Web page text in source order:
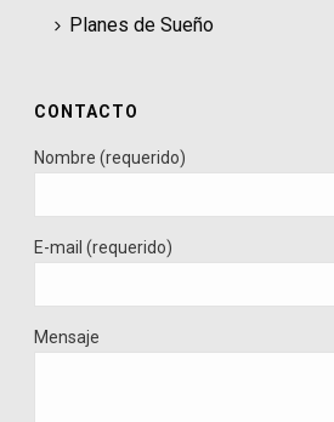
Planes de Sueño
CONTACTO
Nombre (requerido)
E-mail (requerido)
Mensaje